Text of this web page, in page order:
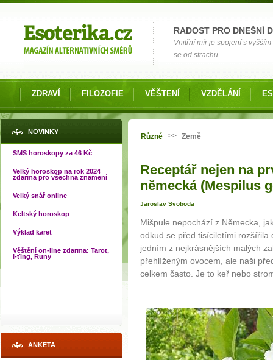
RADOST PRO DNEŠNÍ
Vnitřní mír je spojení s
se od strachu.
ZDRAVÍ FILOZOFIE VĚŠTENÍ VZDĚLÁNÍ
NOVINKY
SMS horoskopy za 46 Kč
Velký horoskop na rok 2024
zdarma pro všechna znamení
Velký snář online
Keltský horoskop
Výklad karet
Věštění on-line zdarma: Tarot,
I-ťing, Runy
ANKETA
Jste zde
Různé >> Země
Receptář nejen na
německá (Mespilus
Jaroslav Svoboda
Mišpule nepochází z Německa,
odkud se před tisíciletími rozšířila
jedním z nejkrásnějších malých
přehlíženým ovocem, ale naši
celkem často. Je to keř nebo